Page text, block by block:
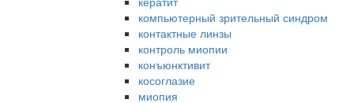
компьютерный зрительный синдром
контактные линзы
контроль миопии
конъюнктивит
косоглазие
миопия